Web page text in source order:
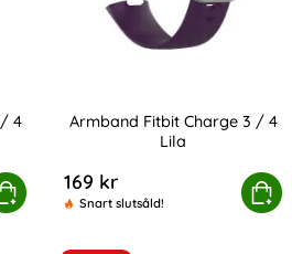
4
3 / 4 Gul
Armband Fitbit Charge 3 / 4
Lila
169 kr
Snart slutsåld!
Köp
Armband Fitbit